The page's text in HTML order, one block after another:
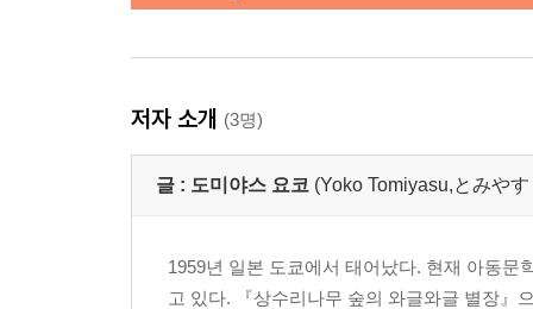
저자 소개 (3명)
글 : 도미야스 요코 (Yoko Tomiyasu,とみや
1959년 일본 도쿄에서 태어났다. 현재 아동
고 있다. 『상수리나무 숲의 와글와글 별장』